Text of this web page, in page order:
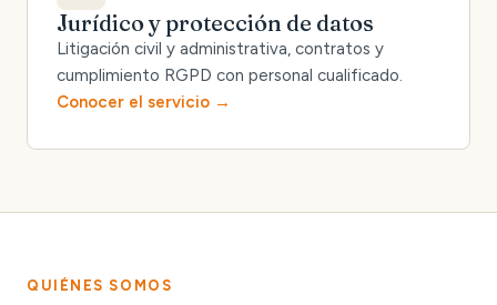
Jurídico y protección de datos
Litigación civil y administrativa, contratos y
cumplimiento RGPD con personal cualificado.
Conocer el servicio
QUIÉNES SOMOS